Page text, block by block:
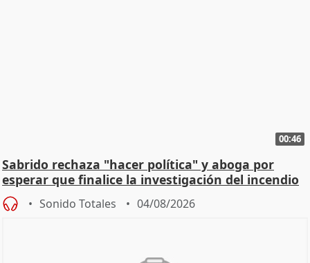
00:46
Sabrido rechaza "hacer política" y aboga por
esperar que finalice la investigación del incendio
Sonido Totales 04/08/2026